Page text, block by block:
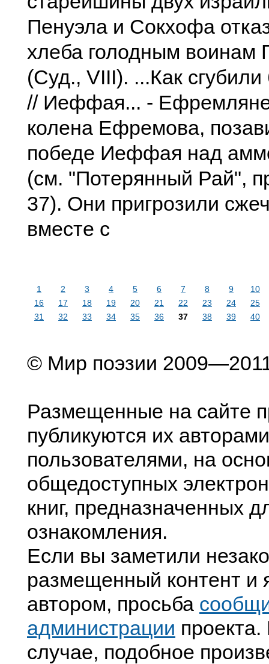
Пенуэла и Сокхофа
хлеба голодным воинам
(Суд., VIII). ...Как
// Иеффая... -
колена Ефремова,
победе Иеффая над
(см. "Потерянный Рай",
37). Они пригрозили
вместе с
1 2 3 4 5 6 7 8 9
10
16
17 18 19 20 21 22 23 24
25
31
32 33 34 35 36 37 38 39 40
© Мир поэзии
Размещенные на сайте
публикуются их
пользователями, на
общедоступных
книг, предназначенных
ознакомления.
Если вы заметили
размещенный контент и
автором, просьба
администрации
случае, подобное